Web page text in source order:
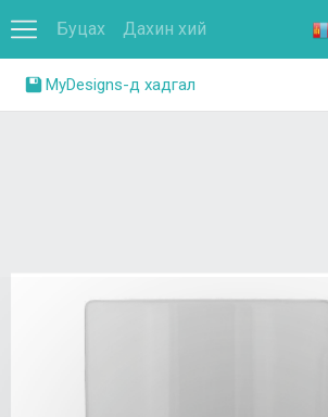
Буцах Дахин хий
MyDesigns-д хадгал